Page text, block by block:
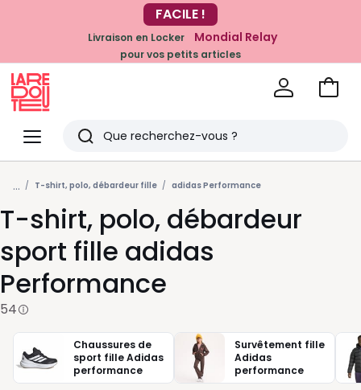
-20% dès 39€*
sur la mode
Livraison en Locker Mondial Relay
pour vos petits articles
Menu
Redoute
Rechercher
Derniers
articles
vus
Voir
... T-shirt, polo, débardeur fille adidas Performance
T-shirt, polo, débardeur
sport fille adidas
Performance
54
Chaussures de
sport fille Adidas
performance
Survêtement fille
Adidas
performance